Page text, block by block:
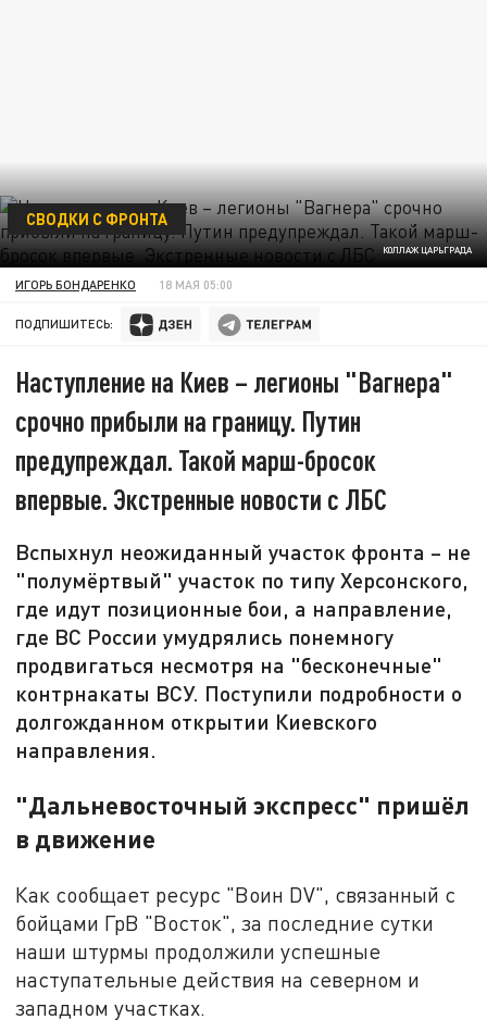
КОЛЛАЖ ЦАРЬГРАДА
СВОДКИ С ФРОНТА
ИГОРЬ БОНДАРЕНКО 18 МАЯ 05:00
ПОДПИШИТЕСЬ:
Наступление на Киев – легионы "Вагнера"
срочно прибыли на границу. Путин
предупреждал. Такой марш-бросок
впервые. Экстренные новости с ЛБС
Вспыхнул неожиданный участок фронта – не
"полумёртвый" участок по типу Херсонского,
где идут позиционные бои, а направление,
где ВС России умудрялись понемногу
продвигаться несмотря на "бесконечные"
контрнакаты ВСУ. Поступили подробности о
долгожданном открытии Киевского
направления.
"Дальневосточный экспресс" пришёл
в движение
Как сообщает ресурс "Воин DV", связанный с
бойцами ГрВ "Восток", за последние сутки
наши штурмы продолжили успешные
наступательные действия на северном и
западном участках.